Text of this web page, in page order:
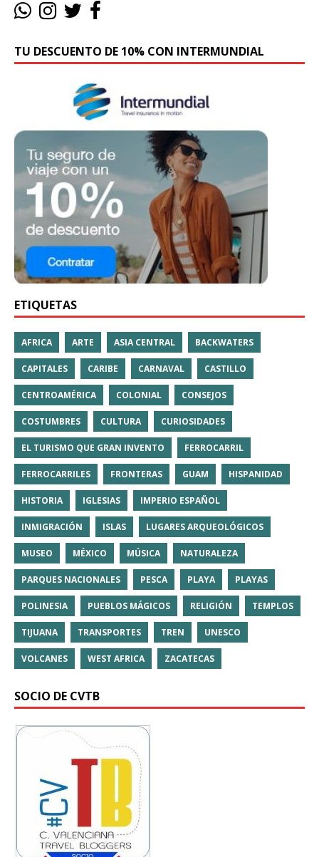
TU DESCUENTO DE 10% CON INTERMUNDIAL
ETIQUETAS
AFRICA ARTE ASIA CENTRAL BACKWATERS
CAPITALES CARIBE CARNAVAL CASTILLO
CENTROAMÉRICA COLONIAL CONSEJOS
COSTUMBRES CULTURA CURIOSIDADES
EL TURISMO QUE GRAN INVENTO FERROCARRIL
FERROCARRILES FRONTERAS GUAM HISPANIDAD
HISTORIA IGLESIAS IMPERIO ESPAÑOL
INMIGRACIÓN ISLAS LUGARES ARQUEOLÓGICOS
MUSEO MÉXICO MÚSICA NATURALEZA
PARQUES NACIONALES PESCA PLAYA PLAYAS
POLINESIA PUEBLOS MÁGICOS RELIGIÓN TEMPLOS
TIJUANA TRANSPORTES TREN UNESCO
VOLCANES WEST AFRICA ZACATECAS
SOCIO DE CVTB